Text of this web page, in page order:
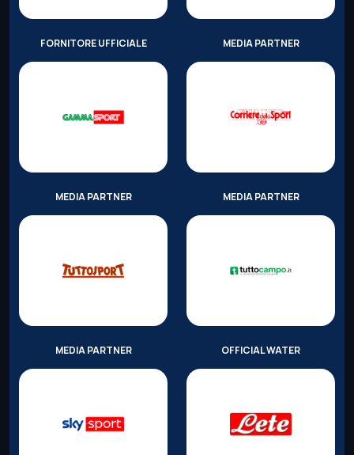
FORNITORE UFFICIALE MEDIA PARTNER
MEDIA PARTNER MEDIA PARTNER
MEDIA PARTNER OFFICIAL WATER